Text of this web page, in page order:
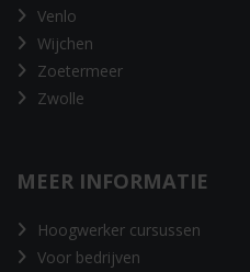
Venlo
Wijchen
Zoetermeer
Zwolle
MEER INFORMATIE
Hoogwerker cursussen
Voor bedrijven